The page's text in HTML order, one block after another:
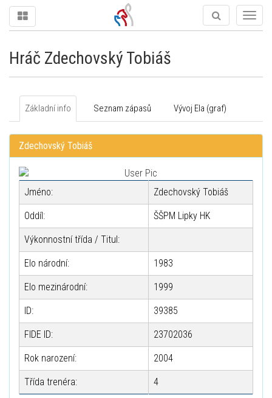
Hráč Zdechovský Tobiáš
Základní info Seznam zápasů Vývoj Ela (graf)
Zdechovský Tobiáš
Jméno: Zdechovský Tobiáš
Oddíl: ŠŠPM Lipky HK
Výkonnostní třída / Titul:
Elo národní: 1983
Elo mezinárodní: 1999
ID: 39385
FIDE ID: 23702036
Rok narození: 2004
Třída trenéra: 4